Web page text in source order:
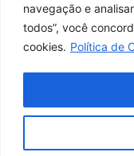
navegação e
todos”, você
cookies. Política de
Horários de
Whatsapp: (21) 2569-2398